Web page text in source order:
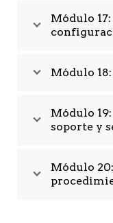
Módulo
Módulo
Módulo
soporte y
Módulo